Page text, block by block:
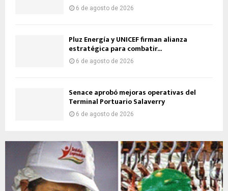
6 de agosto de 2026
Pluz Energía y UNICEF firman alianza
estratégica para combatir...
6 de agosto de 2026
Senace aprobó mejoras operativas del
Terminal Portuario Salaverry
6 de agosto de 2026